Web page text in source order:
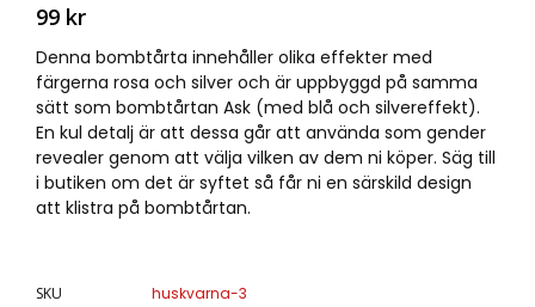
99 kr
Denna bombtårta innehåller olika effekter med
färgerna rosa och silver och är uppbyggd på samma
sätt som bombtårtan Ask (med blå och silvereffekt).
En kul detalj är att dessa går att använda som gender
revealer genom att välja vilken av dem ni köper. Säg till
i butiken om det är syftet så får ni en särskild design
att klistra på bombtårtan.
SKU
huskvarna-3